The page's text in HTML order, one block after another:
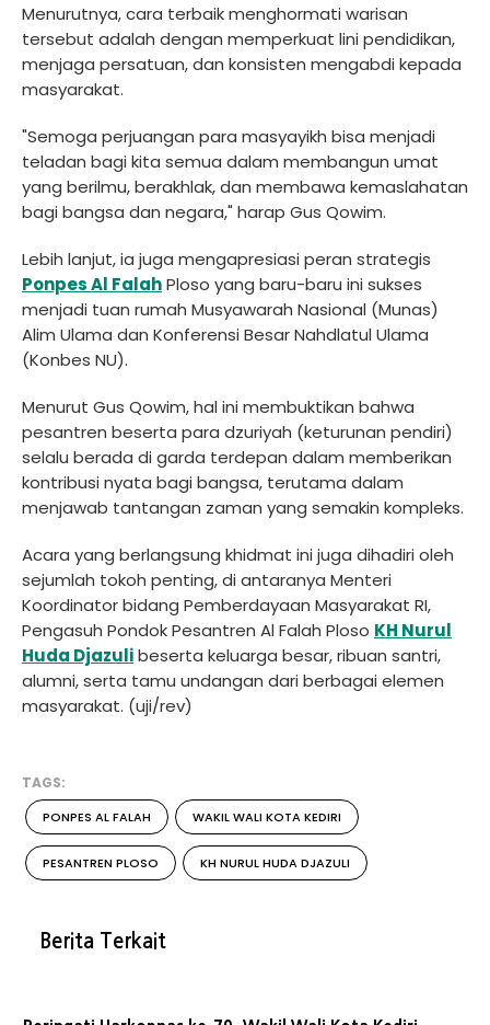
Menurutnya, cara terbaik menghormati warisan
tersebut adalah dengan memperkuat lini pendidikan,
menjaga persatuan, dan konsisten mengabdi kepada
masyarakat.
"Semoga perjuangan para masyayikh bisa menjadi
teladan bagi kita semua dalam membangun umat
yang berilmu, berakhlak, dan membawa kemaslahatan
bagi bangsa dan negara," harap Gus Qowim.
Lebih lanjut, ia juga mengapresiasi peran strategis
Ponpes Al FalahPloso yang baru-baru ini sukses
menjadi tuan rumah Musyawarah Nasional (Munas)
Alim Ulama dan Konferensi Besar Nahdlatul Ulama
(Konbes NU).
Menurut Gus Qowim, hal ini membuktikan bahwa
pesantren beserta para dzuriyah (keturunan pendiri)
selalu berada di garda terdepan dalam memberikan
kontribusi nyata bagi bangsa, terutama dalam
menjawab tantangan zaman yang semakin kompleks.
Acara yang berlangsung khidmat ini juga dihadiri oleh
sejumlah tokoh penting, di antaranya Menteri
Koordinator bidang Pemberdayaan Masyarakat RI,
Pengasuh Pondok Pesantren Al Falah Ploso KH Nurul
Huda Djazulibeserta keluarga besar, ribuan santri,
alumni, serta tamu undangan dari berbagai elemen
masyarakat. (uji/rev)
TAGS:
PONPES AL FALAH WAKIL WALI KOTA KEDIRI
PESANTREN PLOSO KH NURUL HUDA DJAZULI
Berita Terkait